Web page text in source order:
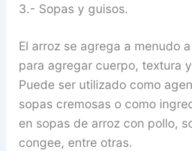
3.- Sopas y guisos.
El arroz se agrega a menudo
para agregar cuerpo, textura y
Puede ser utilizado como
sopas cremosas o como
en sopas de arroz con pollo,
congee, entre otras.